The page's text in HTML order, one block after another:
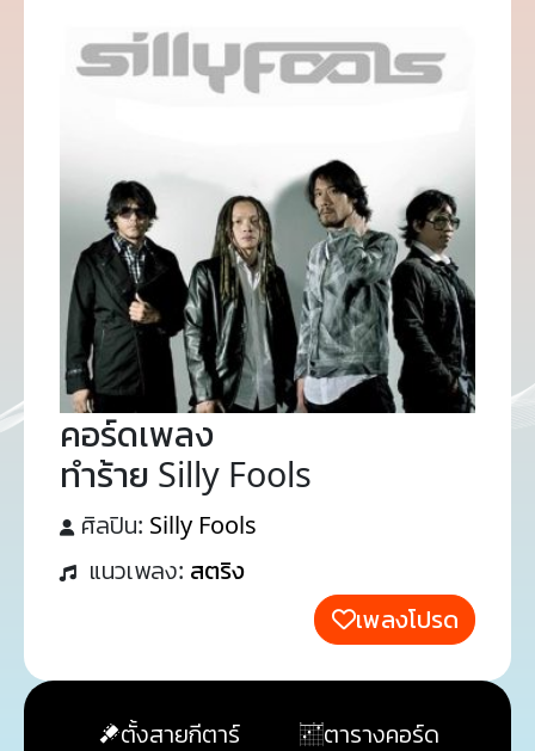
คอร์ดเพลง
ทำร้าย Silly Fools
ศิลปิน: Silly Fools
แนวเพลง: สตริง
เพลงโปรด
ตั้งสายกีตาร์
ตารางคอร์ด